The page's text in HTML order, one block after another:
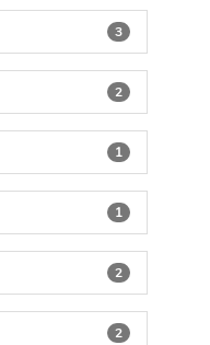
3
2
1
1
2
2